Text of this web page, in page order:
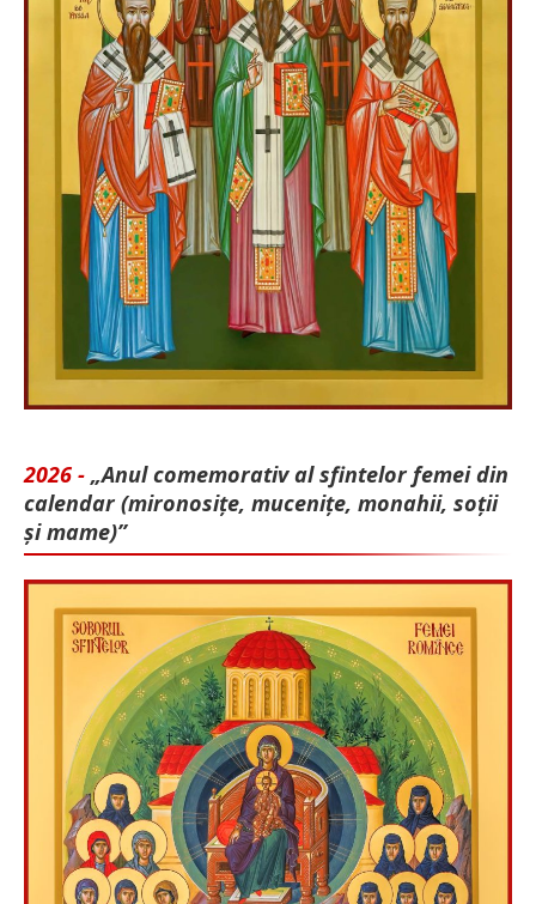
2026 - „Anul comemorativ al sfintelor femei din
calendar (mironosițe, mu­cenițe, monahii, soții
și mame)”